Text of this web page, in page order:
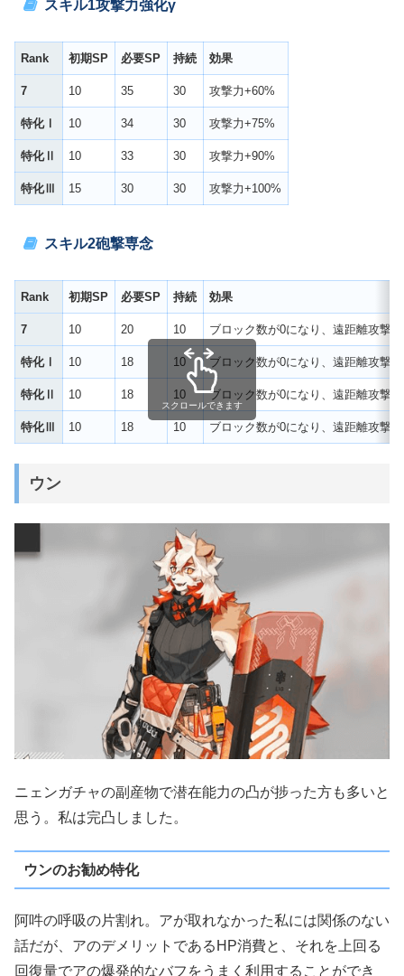
スキル1攻撃力強化γ
Rank 初期SP 必要SP 持続 効果
7 10 35 30 攻撃力+60%
特化Ⅰ 10 34 30 攻撃力+75%
特化Ⅱ 10 33 30 攻撃力+90%
特化Ⅲ 15 30 30 攻撃力+100%
スキル2砲撃専念
Rank 初期SP 必要SP 持続 効果
7 10 20 10 ブロック数が0になり、遠距離攻撃
特化Ⅰ 10 18 10 ブロック数が0になり、遠距離攻撃
特化Ⅱ 10 18 10 ブロック数が0になり、遠距離攻撃
特化Ⅲ 10 18 10 ブロック数が0になり、遠距離攻撃
スクロールできます
ウン
ニェンガチャの副産物で潜在能力の凸が捗った方も多いと
思う。私は完凸しました。
ウンのお勧め特化
阿吽の呼吸の片割れ。アが取れなかった私には関係のない
話だが、アのデメリットであるHP消費と、それを上回る
回復量でアの爆発的なバフをうまく利用することができ